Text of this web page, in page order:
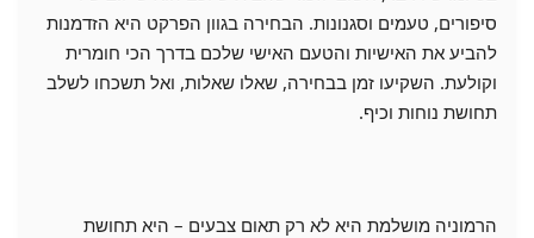
סיפורים, טעמים וסגנונות. הבחירה בגוון הפרקט היא הזדמנות
להביע את האישיות והטעם האישי שלכם בדרך הכי חומרית
וקולעת. השקיעו זמן בבחירה, שאלו שאלות, ואל תשכחו לשלב
תחושת נוחות וכיף.
הרמוניה מושלמת היא לא רק תאום צבעים – היא תחושת